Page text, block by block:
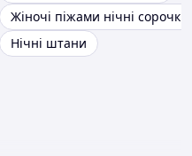
Жіночі піжами нічні сорочки
Нічні штани